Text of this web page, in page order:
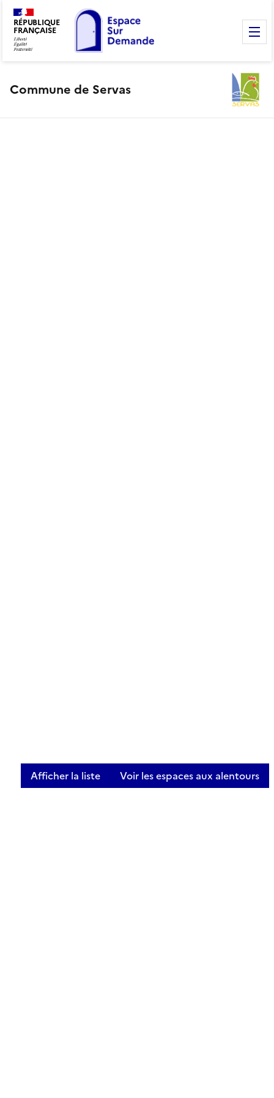
RÉPUBLIQUE
FRANÇAISE
Commune de Servas
Afficher la liste Voir les espaces aux alentours